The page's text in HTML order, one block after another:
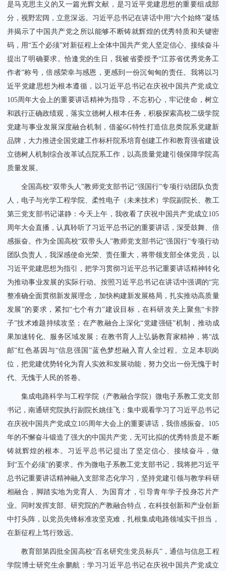
是马克思主义的又一篇光辉文献，是习近平党建思想的重要组成部
分，视野宏阔，立意深远。习近平总书记在讲话中用“六个始终”凝练
并揭示了中国共产党之所以能够不断铸就辉煌的优秀特质和关键密
码，用“五个必须”对新征程上全体中国共产党人坚定信心、接续奋斗
提出了明确要求。恰逢党的生日，我被省委授予“江苏省优秀党务工
作者”称号，倍感荣幸与感恩，更感到一份沉甸甸的责任。我将以习
近平党建思想为根本遵循，以习近平总书记在庆祝中国共产党成立
105周年大会上的重要讲话精神为指导，不忘初心，牢记使命，树立
和践行正确政绩观，落实立德树人根本任务，积极探索高校二级学院
党建与事业发展深度融合机制，借鉴6G特性打造信息类院系党建新
品牌，大力推进全国党建工作标杆院系培育创建工作和教育强省建设
立德树人机制综合改革试点院系工作，以高质量党建引领保障学院高
质量发展。
全国高校“双带头人”教师党支部书记“强国行”专项行动团队负责
人，电子与光学工程学院、柔性电子（未来技术）学院副院长、教工
第三党支部书记谌静：今天上午，我收看了庆祝中国共产党成立105
周年大会直播，认真聆听了习近平总书记的重要讲话，深受鼓舞、倍
感振奋。作为全国高校“双带头人”教师党支部书记“强国行”专项行动
团队负责人，我深感使命光荣、责任重大，将带领支部全体党员，以
习近平党建思想为指引，把学习贯彻习近平总书记重要讲话精神转化
为推动事业发展的实际行动。按照习近平总书记在讲话中强调的“完
整准确全面贯彻新发展理念，加快构建新发展格局，扎实推动高质量
发展”的要求，紧扣“七个有力”建设目标，在科研攻关上聚焦“卡脖
子”技术难题持续攻坚；在产教融合上深化“党建强链”机制，推动成
果加速转化、服务区域发展；在教书育人上弘扬教育家精神，将“战
邮”红色基因与“信息强国”蓝色梦想融入育人全过程。立足本职岗
位，把党建优势转化为育人实效和发展动能，努力交出一份无愧于时
代、无愧于人民的答卷。
集成电路科学与工程学院（产教融合学院）微电子系教工党支部
书记，南通研究院执行副院长姚佳飞：集中观看学习了习近平总书记
在庆祝中国共产党成立105周年大会上的重要讲话，我倍感振奋。105
年的不懈奋斗锻造了强大的中国共产党，无可比拟的优秀特质是不断
铸就辉煌的根本。习近平总书记提出了坚定信心、接续奋斗，做
到“五个必须”的要求。作为微电子系教工党支部书记，我将把习近平
总书记重要讲话精神融入支部常态化学习，坚持党建引领与教学科研
相融合，脚踏实地为党育人、为国育才，引导青年学子投身芯片产
业。同时发挥支部、研究院的产教融合特点，在科技创新和产业创新
中打头阵，以党员先锋标准攻坚克难，扎根集成电路领域实干担当，
在新征程上笃行致远。
教育部第四批全国高校“百名研究生党员标兵”，通信与信息工程
学院博士研究生余鹏航：学习习近平总书记在庆祝中国共产党成立